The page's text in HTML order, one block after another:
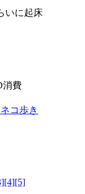
いに起床
消費
コ歩き